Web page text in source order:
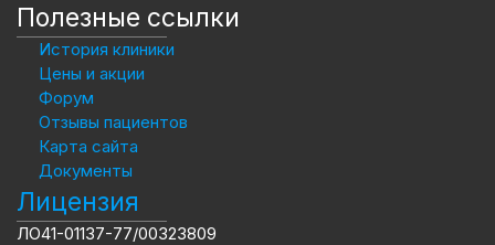
Полезные ссылки
История клиники
Цены и акции
Форум
Отзывы пациентов
Карта сайта
Документы
Лицензия
ЛО41-01137-77/00323809